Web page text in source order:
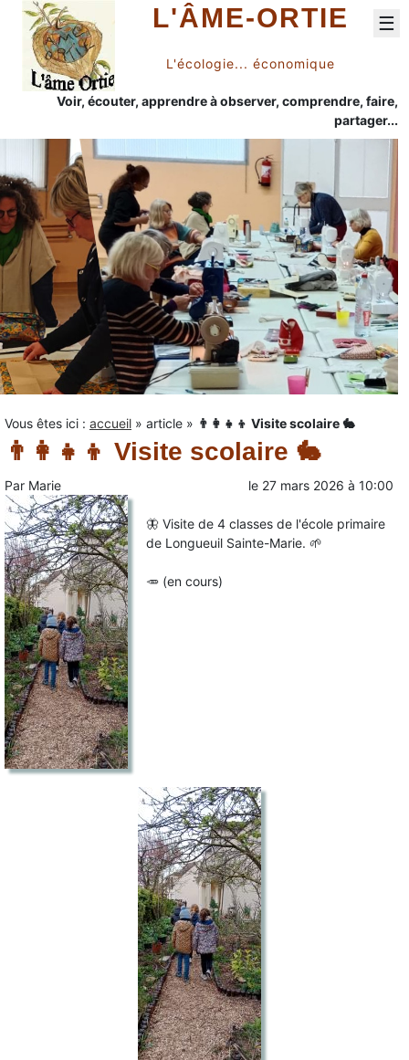
L'ÂME-ORTIE
L'écologie... économique
Voir, écouter, apprendre à observer, comprendre, faire,
partager...
☰
Vous êtes ici : accueil » article » 👨‍👩‍👧‍👦 Visite scolaire 🐇
👨‍👩‍👧‍👦 Visite scolaire 🐇
Par Marie le 27 mars 2026 à 10:00
🦋 Visite de 4 classes de l'école primaire
de Longueuil Sainte-Marie. 🌱
🥕 (en cours)